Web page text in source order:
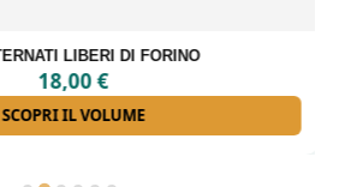
LIBERI DI FORINO
18,00€
SCOPRI IL VOLUME